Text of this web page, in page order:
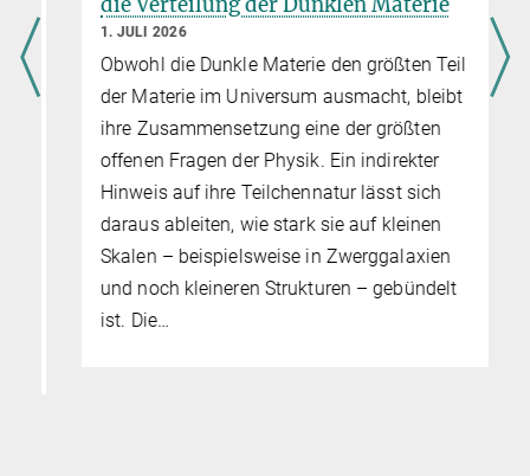
1. JULI 2026
Obwohl die Dunkle Materie den größten Teil
der Materie im Universum ausmacht, bleibt
ihre Zusammensetzung eine der größten
offenen Fragen der Physik. Ein indirekter
Hinweis auf ihre Teilchennatur lässt sich
daraus ableiten, wie stark sie auf kleinen
Skalen – beispielsweise in Zwerggalaxien
und noch kleineren Strukturen – gebündelt
ist. Die…